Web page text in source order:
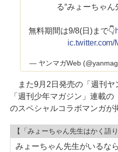
る“みょーちゃ
無料期間は9/8(日)まで👇
— ヤンマガWeb
また9月2日発売の「週刊ヤ
「週刊少年マガジン」連載
のスペシャルコラボマンガが
【「みょーちゃん先生はかく語
みょーちゃん先生がいるな